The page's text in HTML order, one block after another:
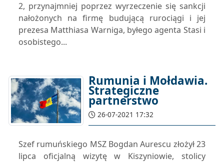
2, przynajmniej poprzez wyrzeczenie się sankcji
nałożonych na firmę budującą rurociągi i jej
prezesa Matthiasa Warniga, byłego agenta Stasi i
osobistego...
Rumunia i Mołdawia.
Strategiczne
partnerstwo
26-07-2021 17:32
Szef rumuńskiego MSZ Bogdan Aurescu złożył 23
lipca oficjalną wizytę w Kiszyniowie, stolicy